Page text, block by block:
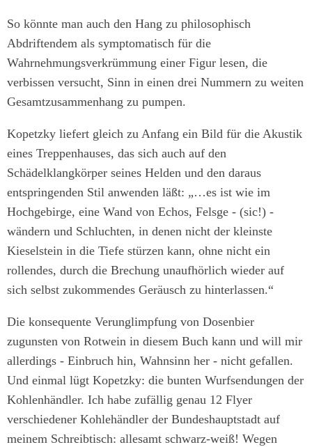
So könnte man auch den Hang zu philosophisch
Abdriftendem als symptomatisch für die
Wahrnehmungsverkrümmung einer Figur lesen, die
verbissen versucht, Sinn in einen drei Nummern zu weiten
Gesamtzusammenhang zu pumpen.
Kopetzky liefert gleich zu Anfang ein Bild für die Akustik
eines Treppenhauses, das sich auch auf den
Schädelklangkörper seines Helden und den daraus
entspringenden Stil anwenden läßt: „…es ist wie im
Hochgebirge, eine Wand von Echos, Felsge - (sic!) -
wändern und Schluchten, in denen nicht der kleinste
Kieselstein in die Tiefe stürzen kann, ohne nicht ein
rollendes, durch die Brechung unaufhörlich wieder auf
sich selbst zukommendes Geräusch zu hinterlassen.“
Die konsequente Verunglimpfung von Dosenbier
zugunsten von Rotwein in diesem Buch kann und will mir
allerdings - Einbruch hin, Wahnsinn her - nicht gefallen.
Und einmal lügt Kopetzky: die bunten Wurfsendungen der
Kohlenhändler. Ich habe zufällig genau 12 Flyer
verschiedener Kohlehändler der Bundeshauptstadt auf
meinem Schreibtisch: allesamt schwarz-weiß! Wegen